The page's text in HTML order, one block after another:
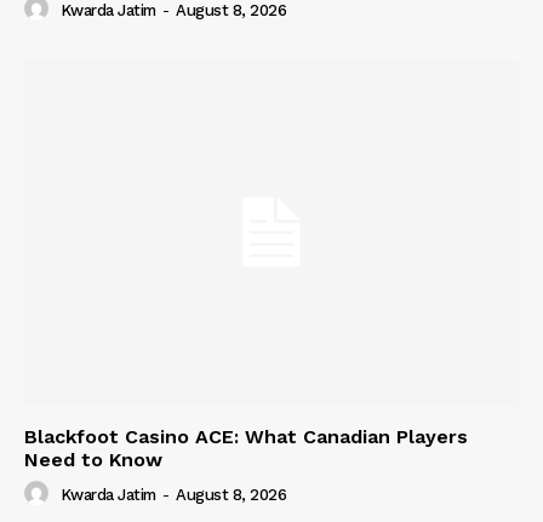
Kwarda Jatim - August 8, 2026
Blackfoot Casino ACE: What Canadian Players
Need to Know
Kwarda Jatim - August 8, 2026